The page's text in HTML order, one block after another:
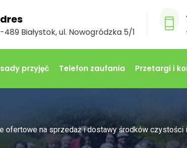
489 Białystok, ul. Nowogródzka 5/1
przyjęć Telefon zaufania Przetargi i
ofertowe na sprzedaż i dostawy środków